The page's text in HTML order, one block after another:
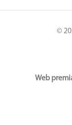
©
Web